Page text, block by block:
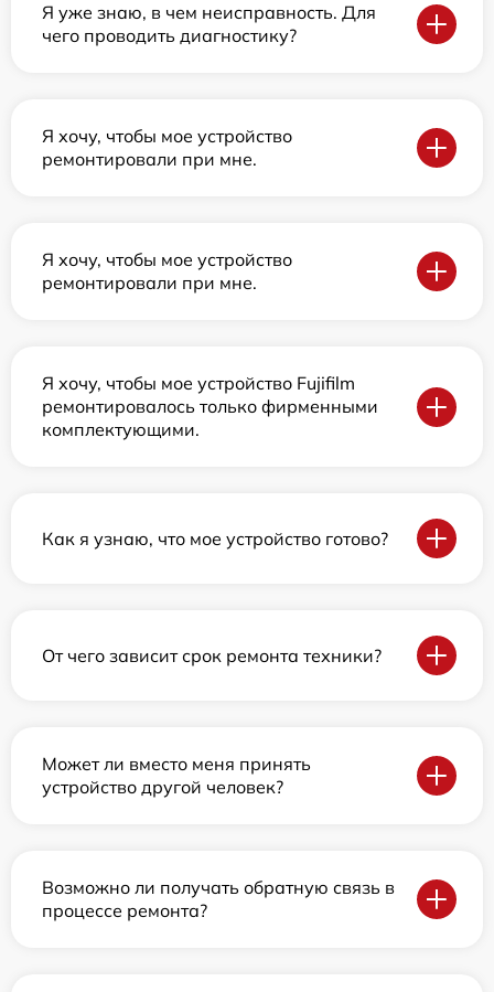
Я уже знаю, в чем неисправность. Для
чего проводить диагностику?
Я хочу, чтобы мое устройство
ремонтировали при мне.
Я хочу, чтобы мое устройство
ремонтировали при мне.
Я хочу, чтобы мое устройство Fujifilm
ремонтировалось только фирменными
комплектующими.
Как я узнаю, что мое устройство готово?
От чего зависит срок ремонта техники?
Может ли вместо меня принять
устройство другой человек?
Возможно ли получать обратную связь в
процессе ремонта?